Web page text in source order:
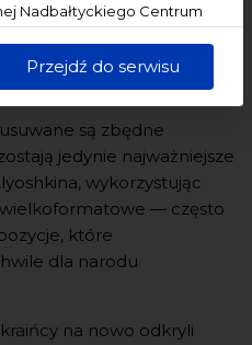
Nadbałtyckiego Centrum
bezpieczny, z należytą
przepisami.
Przejdź do serwisu
нижче
są zbędne
jedynie najważniejsze
wykorzystując
— często
które
dla narodu
na nowo odkryli